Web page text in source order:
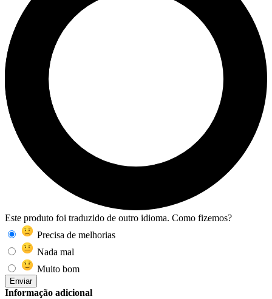
Este produto foi traduzido de outro idioma. Como fizemos?
Precisa de melhorias
Nada mal
Muito bom
Enviar
Informação adicional